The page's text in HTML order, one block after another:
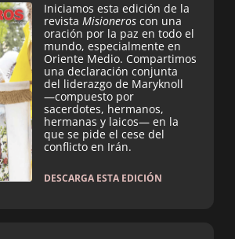
Iniciamos esta edición de la
revista Misioneros con una
oración por la paz en todo el
mundo, especialmente en
Oriente Medio. Compartimos
una declaración conjunta
del liderazgo de Maryknoll
—compuesto por
sacerdotes, hermanos,
hermanas y laicos— en la
que se pide el cese del
conflicto en Irán.
DESCARGA ESTA EDICIÓN